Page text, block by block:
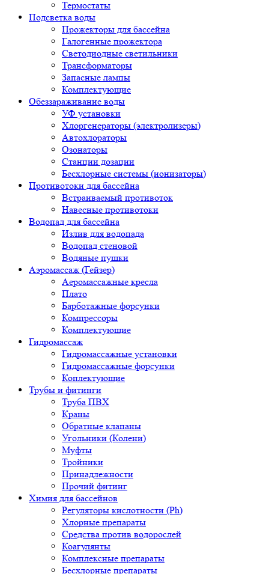
Термостаты
Подсветка воды
Прожекторы для бассейна
Галогенные прожектора
Светодиодные светильники
Трансформаторы
Запасные лампы
Комплектующие
Обеззараживание воды
УФ установки
Хлоргенераторы (электролизеры)
Автохлораторы
Озонаторы
Станции дозации
Бесхлорные системы (ионизаторы)
Противотоки для бассейна
Встраиваемый противоток
Навесные противотоки
Водопад для бассейна
Излив для водопада
Водопад стеновой
Водяные пушки
Аэромассаж (Гейзер)
Аеромассажные кресла
Плато
Барботажные форсунки
Компрессоры
Комплектующие
Гидромассаж
Гидромассажные установки
Гидромассажные форсунки
Коплектующие
Трубы и фитинги
Труба ПВХ
Краны
Обратные клапаны
Угольники (Колени)
Муфты
Тройники
Принадлежности
Прочий фитинг
Химия для бассейнов
Регуляторы кислотности (Ph)
Хлорные препараты
Средства против водорослей
Коагулянты
Комплексные препараты
Бесхлорные препараты